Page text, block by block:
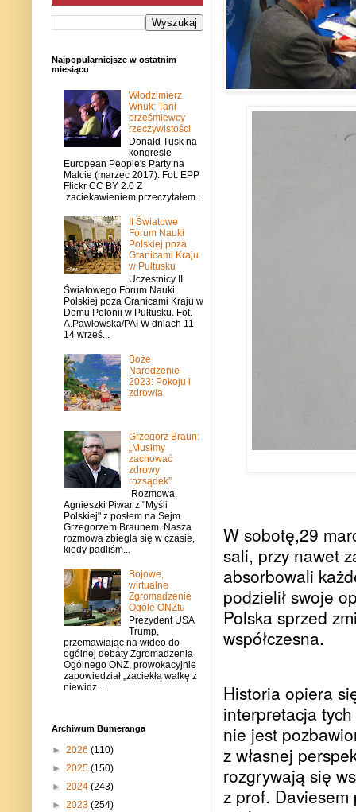
W sobotę,29
sali, przy nawet
absorbowali
podzielił swoje
Polska sprzed
współczesna.
Historia opiera
interpretacja
nie jest
z własnej
rozgrywają się
z prof. Daviesem
Najpopularniejsze w ostatnim
miesiącu
Włodzimierz
Wnuk: Tani
prześmiewcy
rzeczywistości
Donald Tusk na
kongresie
European People's Party na
Malcie (marzec 2017). Fot. EPP
Flickr CC BY 2.0 Z
zaciekawieniem przeczytałem...
II Światowe
Forum Nauki
Polskiej poza
Granicami Kraju
w Pułtusku
Uczestnicy II
Światowego Forum Nauki
Polskiej poza Granicami Kraju w
Domu Polonii w Pułtusku. Fot.
A.Pawłowska/PAI W dniach 11-
14 wrześ...
Boże
Narodzenie
2023: Pokoju i
zdrowia
Grzegorz Braun:
„Musimy
zachować
zdrowy
rozsądek”
Rozmowa
Agnieszki Piwar z "Myśli
Polskiej" z posłem na Sejm
Grzegorzem Braunem. Nasza
rozmowa zbiegła się w czasie,
kiedy padliśm...
Bojowe,
wirtualne
Zgromadzenie
Ogóle ONZtu
Prezydent USA
Trump,
przemawiając na wideo do
ogólnej debaty Zgromadzenia
Ogólnego ONZ, prowokacyjnie
zapowiedział „zaciekłą walkę z
niewidz...
Archiwum Bumeranga
► 2026 (110)
► 2025 (150)
► 2024 (243)
► 2023 (254)